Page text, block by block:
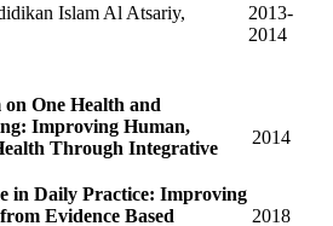
Islam Al Atsariy,
2013-
2014
One Health and
Improving Human,
Through Integrative
2014
in Daily Practice: Improving
Evidence Based
2018